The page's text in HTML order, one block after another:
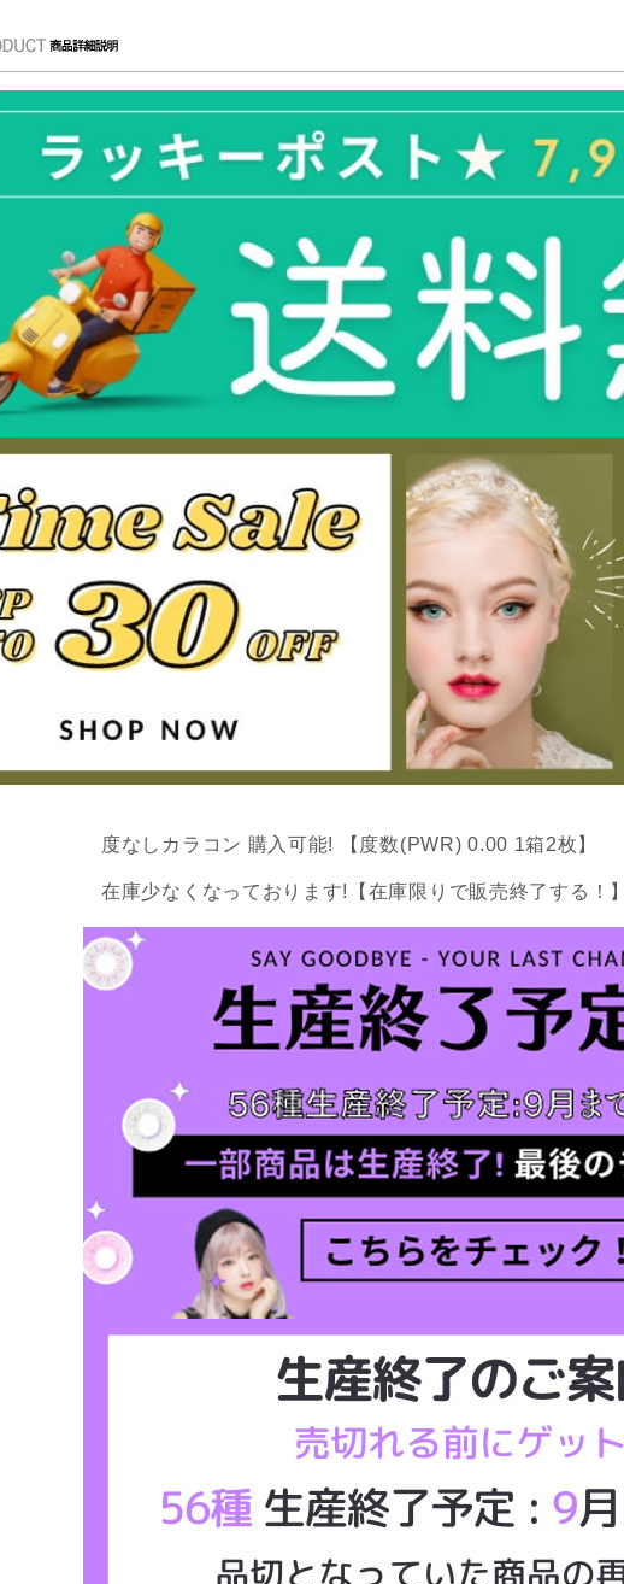
度なしカラコン 購入可能! 【度数(PWR) 0.00 1箱2枚】
在庫少なくなっております!【在庫限りで販売終了する！